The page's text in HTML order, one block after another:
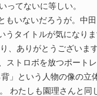
ってないに等しい。
もいないだろうが。中田
うタイトルが気になり
、ありがとうございま
トロボを放つポート
」という人物の像の立
わたしも園理さんと同